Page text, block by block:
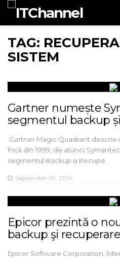
TAG:
SISTEM
Gartner numește
segmentul backup
Gartner Magic Quadrant
încă din 1999, de atunci
segmentul Backup și Recupe…
September 10, 2014
Epicor prezintă o
backup şi
Epicor Software Corporation,